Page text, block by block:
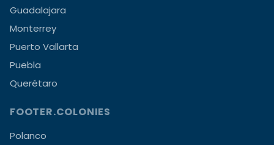
Guadalajara
Monterrey
Puerto Vallarta
Puebla
Querétaro
FOOTER.COLONIES
Polanco